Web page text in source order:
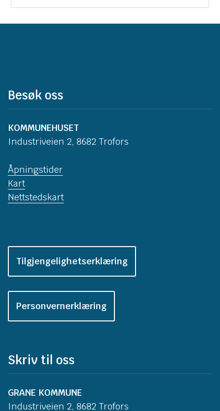
Besøk oss
KOMMUNEHUSET
Industriveien 2, 8682 Trofors
Åpningstider
Kart
Nettstedskart
Tilgjengelighetserklæring
Personvernerklæring
Skriv til oss
GRANE KOMMUNE
Industriveien 2, 8682 Trofors